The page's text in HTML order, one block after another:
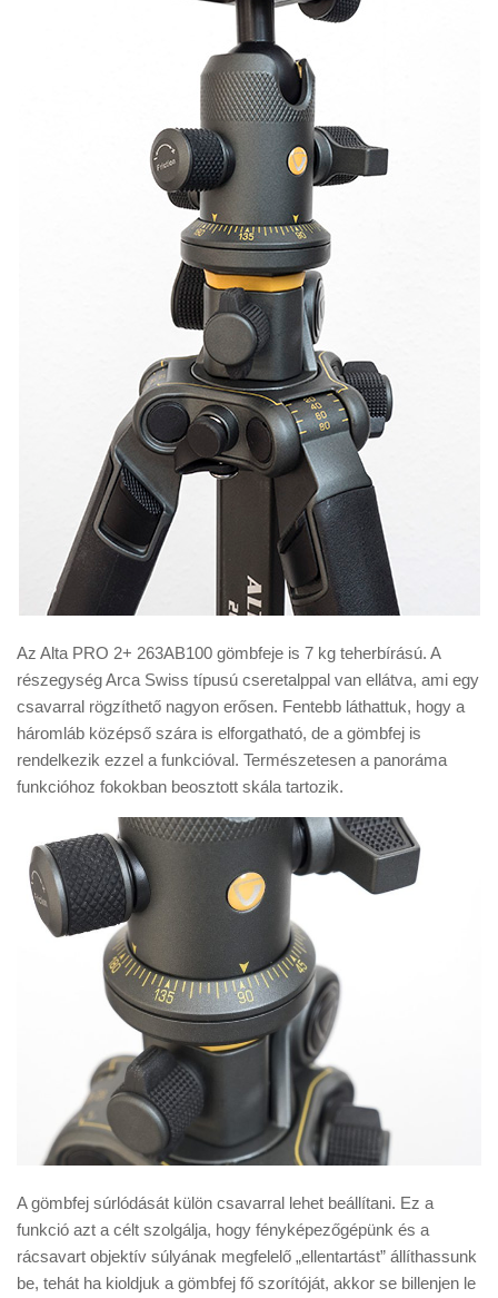
Az Alta PRO 2+ 263AB100 gömbfeje is 7 kg teherbírású. A
részegység Arca Swiss típusú cseretalppal van ellátva, ami egy
csavarral rögzíthető nagyon erősen. Fentebb láthattuk, hogy a
háromláb középső szára is elforgatható, de a gömbfej is
rendelkezik ezzel a funkcióval. Természetesen a panoráma
funkcióhoz fokokban beosztott skála tartozik.
A gömbfej súrlódását külön csavarral lehet beállítani. Ez a
funkció azt a célt szolgálja, hogy fényképezőgépünk és a
rácsavart objektív súlyának megfelelő „ellentartást” állíthassunk
be, tehát ha kioldjuk a gömbfej fő szorítóját, akkor se billenjen le